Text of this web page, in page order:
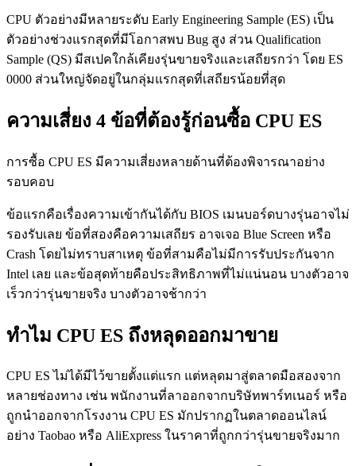
CPU ตัวอย่างมีหลายระดับ Early Engineering Sample (ES) เป็น
ตัวอย่างช่วงแรกสุดที่มีโอกาสพบ Bug สูง ส่วน Qualification
Sample (QS) มีสเปคใกล้เคียงรุ่นขายจริงและเสถียรกว่า โดย ES
0000 ส่วนใหญ่จัดอยู่ในกลุ่มแรกสุดที่เสถียรน้อยที่สุด
ความเสี่ยง 4 ข้อที่ต้องรู้ก่อนซื้อ CPU ES
การซื้อ CPU ES มีความเสี่ยงหลายด้านที่ต้องพิจารณาอย่าง
รอบคอบ
ข้อแรกคือเรื่องความเข้ากันได้กับ BIOS เมนบอร์ดบางรุ่นอาจไม่
รองรับเลย ข้อที่สองคือความเสถียร อาจเจอ Blue Screen หรือ
Crash โดยไม่ทราบสาเหตุ ข้อที่สามคือไม่มีการรับประกันจาก
Intel เลย และข้อสุดท้ายคือประสิทธิภาพที่ไม่แน่นอน บางตัวอาจ
เร็วกว่ารุ่นขายจริง บางตัวอาจช้ากว่า
ทำไม CPU ES ถึงหลุดออกมาขาย
CPU ES ไม่ได้มีไว้ขายตั้งแต่แรก แต่หลุดมาสู่ตลาดมือสองจาก
หลายช่องทาง เช่น พนักงานที่ลาออกจากบริษัทพาร์ทเนอร์ หรือ
ถูกนำออกจากโรงงาน CPU ES มักปรากฏในตลาดออนไลน์
อย่าง Taobao หรือ AliExpress ในราคาที่ถูกกว่ารุ่นขายจริงมาก